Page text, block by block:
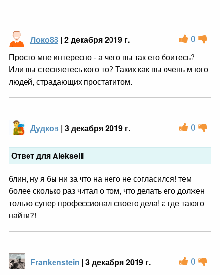
Локо88 | 2 декабря 2019 г. 0
Просто мне интересно - а чего вы так его боитесь?
Или вы стесняетесь кого то? Таких как вы очень много
людей, страдающих простатитом.
Дудков | 3 декабря 2019 г. 0
Ответ для Alekseiii
блин, ну я бы ни за что на него не согласился! тем
более сколько раз читал о том, что делать его должен
только супер профессионал своего дела! а где такого
найти?!
Frankenstein | 3 декабря 2019 г. 0